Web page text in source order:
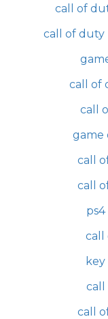
call of
call of duty
call of
call
game
call
call
call
call
call